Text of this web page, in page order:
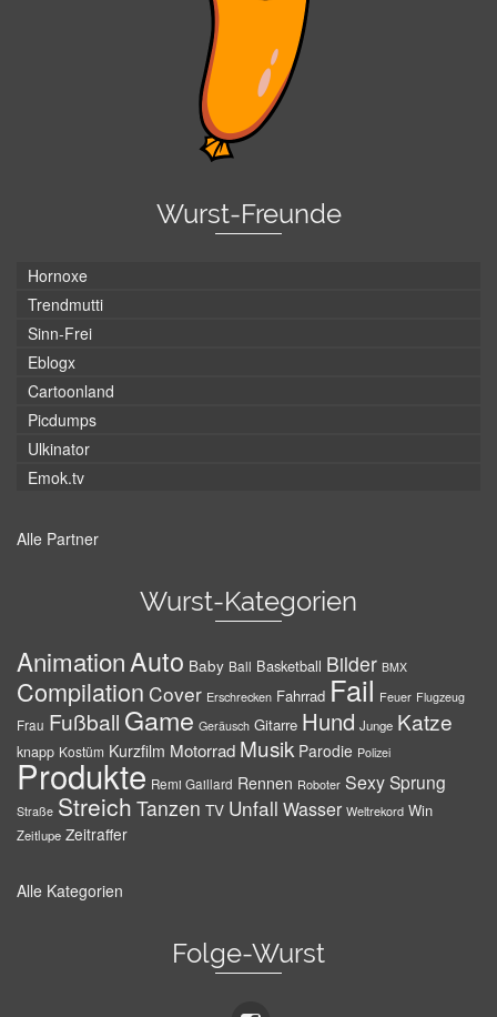
Wurst-Freunde
Hornoxe
Trendmutti
Sinn-Frei
Eblogx
Cartoonland
Picdumps
Ulkinator
Emok.tv
Alle Partner
Wurst-Kategorien
AnimationAuto Baby Ball Basketball Bilder BMX
Compilation Cover Erschrecken Fahrrad Fail Feuer Flugzeug
Frau Fußball Game Geräusch Gitarre Hund Junge Katze
knapp Kostüm Kurzfilm Motorrad Musik Parodie Polizei
Produkte Remi Gaillard Rennen Roboter SexySprung
Straße Streich Tanzen TV Unfall Wasser Weltrekord Win
Zeitlupe Zeitraffer
Alle Kategorien
Folge-Wurst